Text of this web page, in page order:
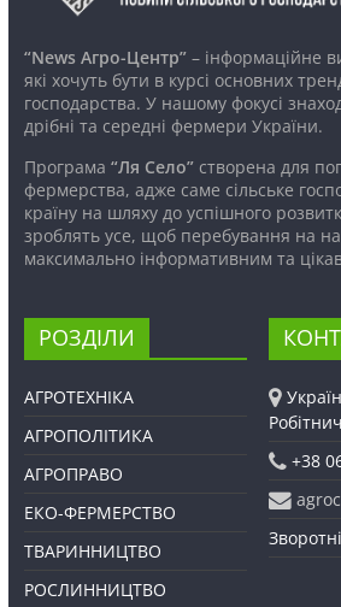
“News Агро-Центр”– інформаційне
які хочуть бути в курсі основних
господарства. У нашому фокусі
дрібні та середні фермери України.
Програма “Ля Село”створена для
фермерства, адже саме сільське
країну на шляху до успішного
зроблять усе, щоб перебування на
максимально інформативним та
РОЗДІЛИ
АГРОТЕХНІКА
АГРОПОЛІТИКА
АГРОПРАВО
ЕКО-ФЕРМЕРСТВО
ТВАРИННИЦТВО
РОСЛИННИЦТВО
+38